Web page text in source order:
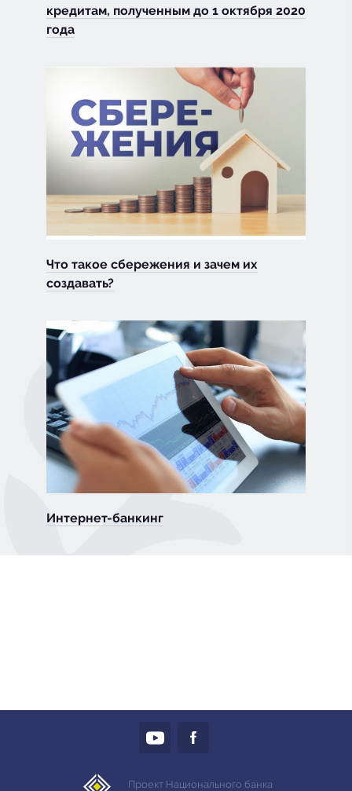
кредитам, полученным до 1 октября 2020
года
Что такое сбережения и зачем их
создавать?
Интернет-банкинг
Проект Национального банка